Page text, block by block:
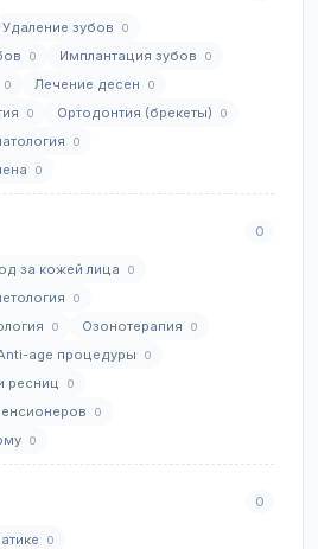
Удаление зубов 0
0 Имплантация зубов 0
0 Лечение десен 0
0 Ортодонтия (брекеты) 0
0
0
0
за кожей лица 0
0
0 Озонотерапия 0
age процедуры 0
ресниц 0
0
0
0
0